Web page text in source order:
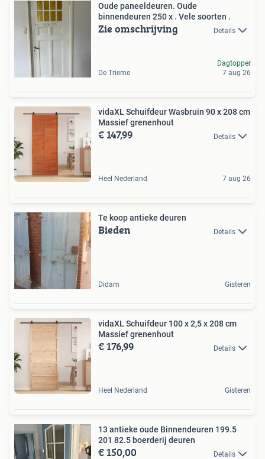
Oude paneeldeuren. Oude
binnendeuren 250 x . Vele soorten .
Zie omschrijving Details
De Trieme
Dagtopper
7 aug 26
vidaXL Schuifdeur Wasbruin 90 x 208 cm
Massief grenenhout
€ 147,99 Details
Heel Nederland 7 aug 26
Te koop antieke deuren
Bieden Details
Didam Gisteren
vidaXL Schuifdeur 100 x 2,5 x 208 cm
Massief grenenhout
€ 176,99 Details
Heel Nederland Gisteren
13 antieke oude Binnendeuren 199.5
201 82.5 boerderij deuren
€ 150,00 Details